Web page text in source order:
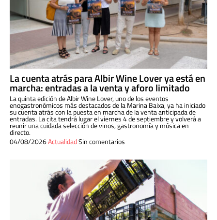
La cuenta atrás para Albir Wine Lover ya está en
marcha: entradas a la venta y aforo limitado
La quinta edición de Albir Wine Lover, uno de los eventos
enogastronómicos más destacados de la Marina Baixa, ya ha iniciado
su cuenta atrás con la puesta en marcha de la venta anticipada de
entradas. La cita tendrá lugar el viernes 4 de septiembre y volverá a
reunir una cuidada selección de vinos, gastronomía y música en
directo.
04/08/2026ActualidadSin comentarios